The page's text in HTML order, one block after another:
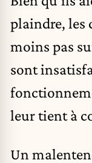
plaindre, les
moins pas
sont
leur tient à
Un